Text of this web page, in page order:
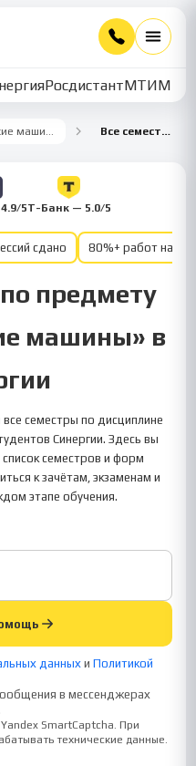
РосдистантМТИММУ
Электрические машины Все семестры
5Т-Банк — 5.0/5
сдано 80%+ работ на
предмету
машины» в
семестры по дисциплине
Синергии. Здесь вы
семестров и форм
к зачётам, экзаменам и
этапе обучения.
данных и Политикой
в мессенджерах
SmartCaptcha. При
технические данные.